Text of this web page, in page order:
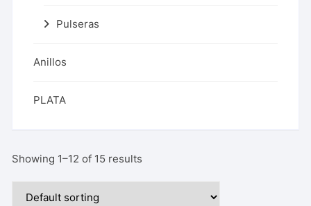
Showing 1–12 of 15 results
Pulseras
Anillos
PLATA